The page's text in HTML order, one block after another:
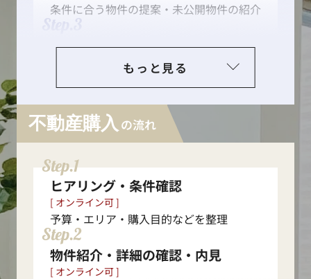
条件に合う物件の提案・未公開物件の紹介
Step.3
入居申し込み・入居審査
入居申込書の提出、入居審査の実施
Step.4
契約手続き
[ オンライン可 ]
重要事項説明・契約締結
Step.5
初期費用の支払い・鍵の受け取り
Step.6
入居開始
もっと見る
不動産購入 の流れ
Step.1
ヒアリング・条件確認
[ オンライン可 ]
予算・エリア・購入目的などを整理
Step.2
物件紹介・詳細の確認・内見
[ オンライン可 ]